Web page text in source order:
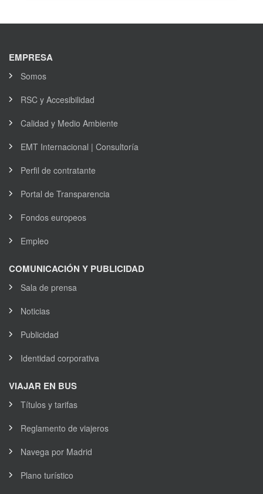
EMPRESA
Somos
RSC y Accesibilidad
Calidad y Medio Ambiente
EMT Internacional | Consultoría
Perfil de contratante
Portal de Transparencia
Fondos europeos
Empleo
COMUNICACIÓN Y PUBLICIDAD
Sala de prensa
Noticias
Publicidad
Identidad corporativa
VIAJAR EN BUS
Títulos y tarifas
Reglamento de viajeros
Navega por Madrid
Plano turístico